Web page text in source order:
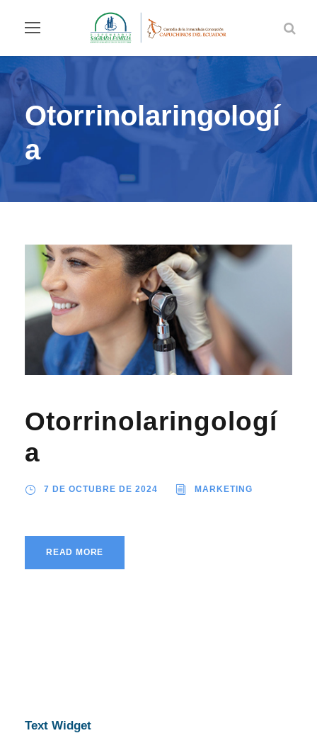
Otorrinolaringologí
a
Otorrinolaringologí
a
7 DE OCTUBRE DE 2024 MARKETING
READ MORE
Text Widget